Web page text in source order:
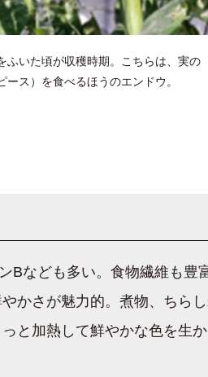
ふいた頃が収穫時期。こちらは、実の
ース）を食べるほうのエンドウ。
Bなども多い。食物繊維も豊
かさが魅力的。煮物、ちら
と加熱して鮮やかな色を生か